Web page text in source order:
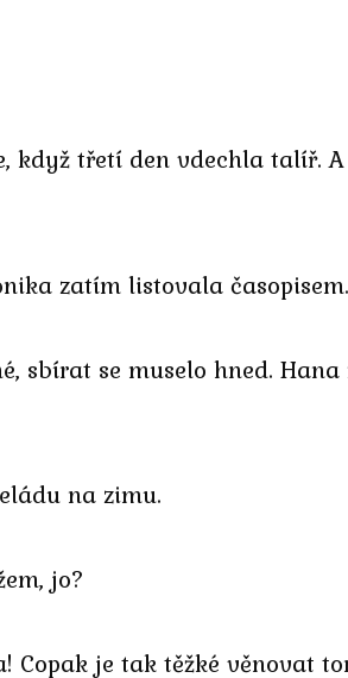
když třetí den vdechla talíř.
zatím listovala časopisem.
sbírat se muselo hned.
na zimu.
jo?
Copak je tak těžké věnovat